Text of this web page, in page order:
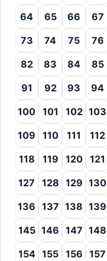
64
65 66 67
73
74 75 76
82
83 84 85
91
92 93 94
100 101 102 103
109
110 111 112
118
119 120 121
127
128 129 130
136 137 138 139
145 146 147 148
154 155 156 157